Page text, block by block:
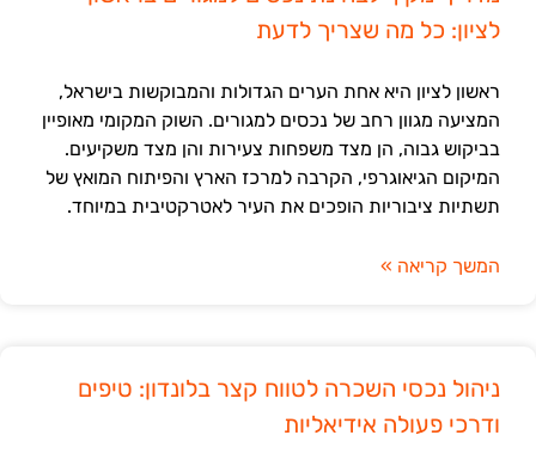
לציון: כל מה שצריך לדעת
ראשון לציון היא אחת הערים הגדולות והמבוקשות בישראל,
המציעה מגוון רחב של נכסים למגורים. השוק המקומי מאופיין
בביקוש גבוה, הן מצד משפחות צעירות והן מצד משקיעים.
המיקום הגיאוגרפי, הקרבה למרכז הארץ והפיתוח המואץ של
תשתיות ציבוריות הופכים את העיר לאטרקטיבית במיוחד.
המשך קריאה »
ניהול נכסי השכרה לטווח קצר בלונדון: טיפים
ודרכי פעולה אידיאליות